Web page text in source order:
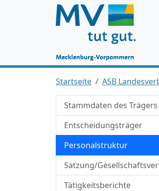
Startseite ASB
Stammdaten des Trägers
Entscheidungsträger
Personalstruktur
Satzung/
Tätigkeitsberichte